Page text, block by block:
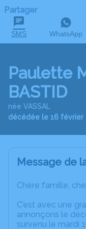
Partager
SMS WhatsApp
Paulette
BASTID
née VASSAL
décédée le 16 février
Message de
Chère famille,
C’est avec une
annonçons le
survenu le mardi